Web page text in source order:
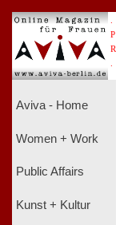
P
R
Aviva - Home
Women + Work
Public Affairs
Kunst + Kultur